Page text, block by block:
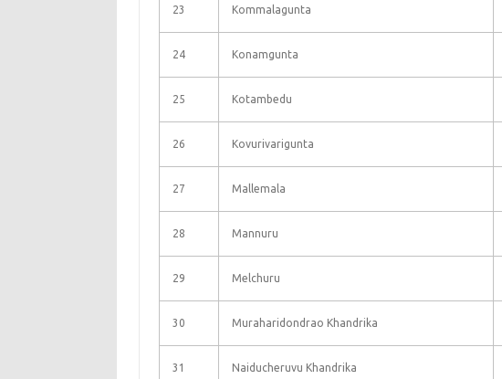
23 Kommalagunta
24 Konamgunta
25 Kotambedu
26 Kovurivarigunta
27 Mallemala
28 Mannuru
29 Melchuru
30 Muraharidondrao Khandrika
31 Naiducheruvu Khandrika